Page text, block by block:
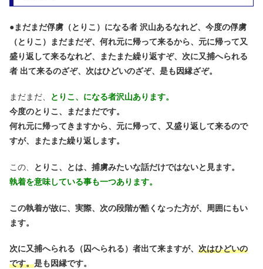
●まだまだ俘虜（とりこ）になる者 沢山あるなれど、今度の俘虜
（とりこ）まだまだぞ、何れ元に帰って来るから、元に帰って又
盛り返して来るなれど、またまた繰り返すぞ、次に又捕へられる
者 出て来るのざぞ、次はひどいのざぞ、是も因縁ざぞ。
まだまだ、
とりこ、になる者沢山あります。
今度のとりこ、まだまだです。
何れ元に帰ってきますから、元に帰って、又盛り返して来るので
すが、またまた繰り返します。
この、
とりこ、とは、捕虜みたいな話だけではないと見ます。
執着を意味している事も一つあります。
この執着が故に、実際、次の段階が酷くなった方が、周囲にもい
ます。
次に又捕へられる（囚へられる）者出て来ますが、 次はひどいの
です。是も因縁です。